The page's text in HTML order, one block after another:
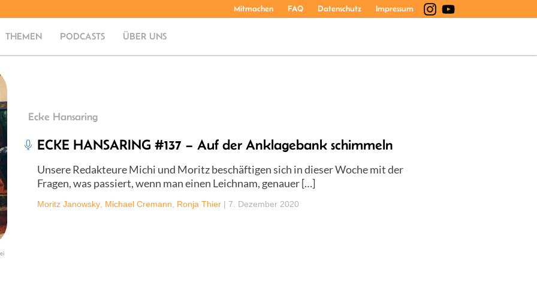
Mitmachen FAQ Datenschutz Impressum
THEMEN PODCASTS ÜBER UNS
Ecke Hansaring
ECKE HANSARING #137 – Auf der Anklagebank schimmeln
Unsere Redakteure Michi und Moritz beschäftigen sich in dieser Woche mit der
Fragen, was passiert, wenn man einen Leichnam, genauer […]
Moritz Janowsky Michael Cremann Ronja Thier | 7. Dezember 2020